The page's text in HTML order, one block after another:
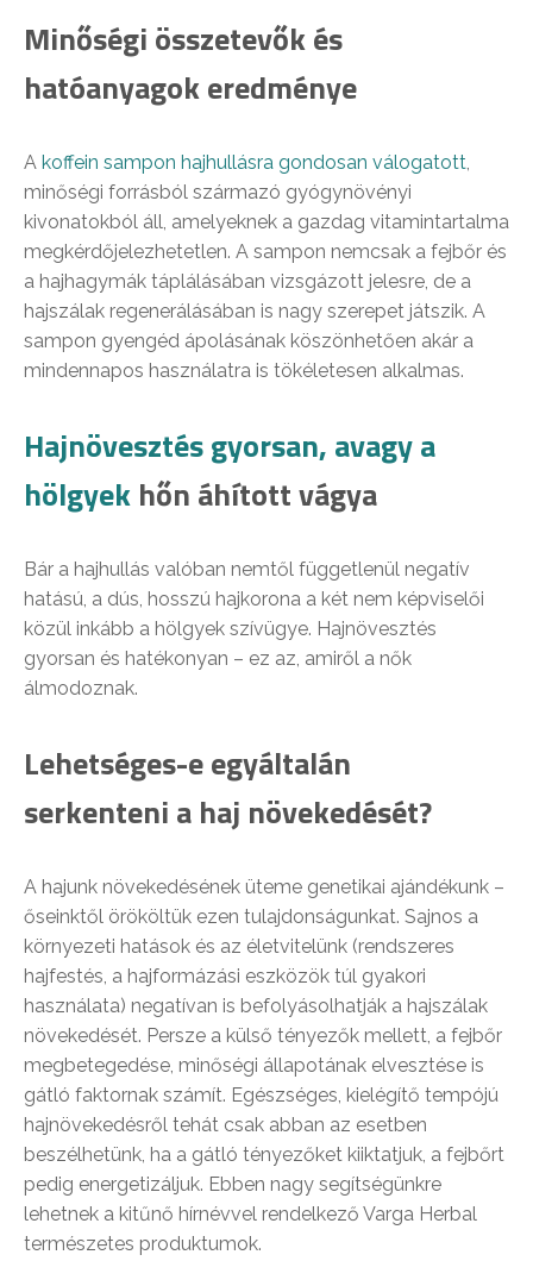
Minőségi összetevők és
hatóanyagok eredménye
A koffein sampon hajhullásra gondosan válogatott
minőségi forrásból származó gyógynövényi
kivonatokból áll, amelyeknek a gazdag vitamintartalma
megkérdőjelezhetetlen. A sampon nemcsak a fejbőr és
a hajhagymák táplálásában vizsgázott jelesre, de a
hajszálak regenerálásában is nagy szerepet játszik. A
sampon gyengéd ápolásának köszönhetően akár a
mindennapos használatra is tökéletesen alkalmas.
Hajnövesztés gyorsan, avagy a
hölgyek hőn áhított vágya
Bár a hajhullás valóban nemtől függetlenül negatív
hatású, a dús, hosszú hajkorona a két nem képviselői
közül inkább a hölgyek szívügye. Hajnövesztés
gyorsan és hatékonyan – ez az, amiről a nők
álmodoznak.
Lehetséges-e egyáltalán
serkenteni a haj növekedését?
A hajunk növekedésének üteme genetikai ajándékunk –
őseinktől örököltük ezen tulajdonságunkat. Sajnos a
környezeti hatások és az életvitelünk (rendszeres
hajfestés, a hajformázási eszközök túl gyakori
használata) negatívan is befolyásolhatják a hajszálak
növekedését. Persze a külső tényezők mellett, a fejbőr
megbetegedése, minőségi állapotának elvesztése is
gátló faktornak számít. Egészséges, kielégítő tempójú
hajnövekedésről tehát csak abban az esetben
beszélhetünk, ha a gátló tényezőket kiiktatjuk, a fejbőrt
pedig energetizáljuk. Ebben nagy segítségünkre
lehetnek a kitűnő hírnévvel rendelkező Varga Herbal
természetes produktumok.